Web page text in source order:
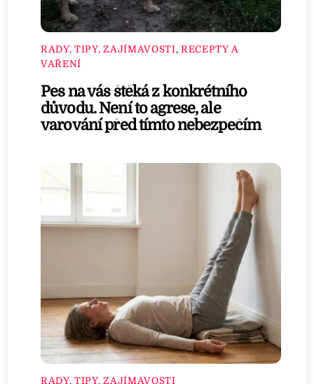
RADY, TIPY, ZAJÍMAVOSTI, RECEPTY A
VAŘENÍ
Pes na vás štěká z konkrétního
důvodu. Není to agrese, ale
varování před tímto nebezpečím
RADY, TIPY, ZAJÍMAVOSTI